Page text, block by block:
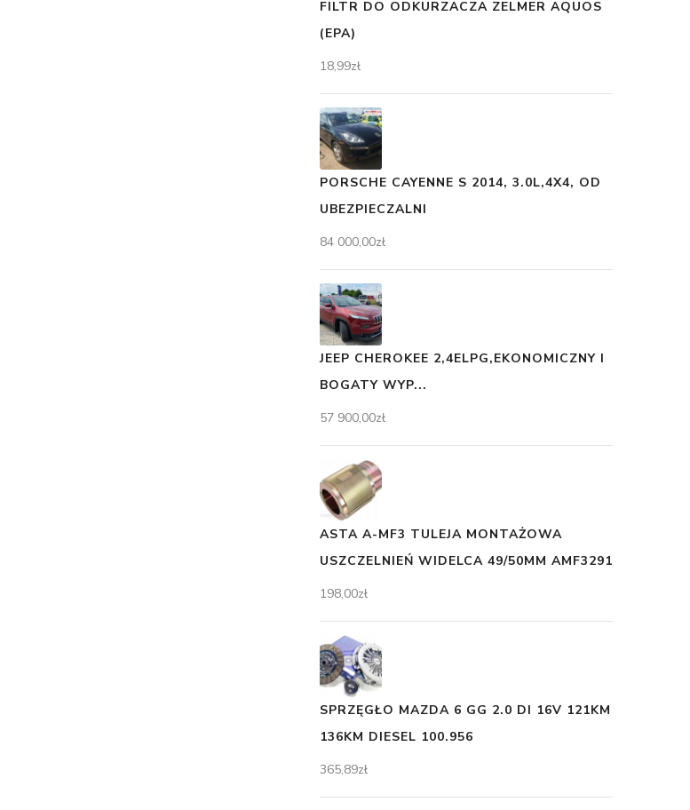
FILTR DO ODKURZACZA ZELMER AQUOS
(EPA)
18,99zł
PORSCHE CAYENNE S 2014, 3.0L,4X4, OD
UBEZPIECZALNI
84 000,00zł
JEEP CHEROKEE 2,4ELPG,EKONOMICZNY I
BOGATY WYP...
57 900,00zł
ASTA A-MF3 TULEJA MONTAŻOWA
USZCZELNIEŃ WIDELCA 49/50MM AMF3291
198,00zł
SPRZĘGŁO MAZDA 6 GG 2.0 DI 16V 121KM
136KM DIESEL 100.956
365,89zł